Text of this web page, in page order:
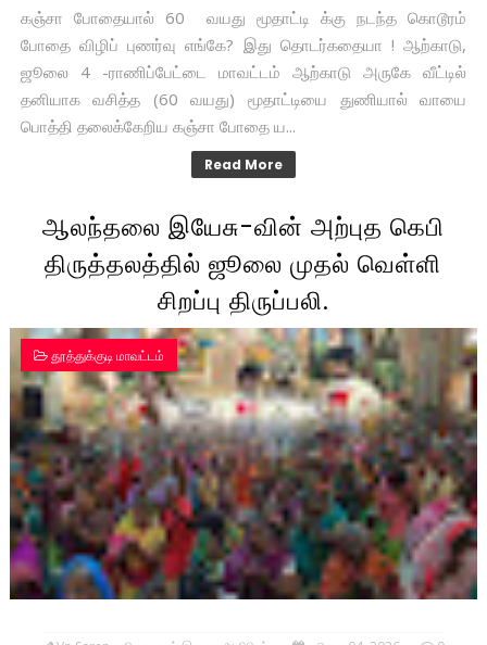
கஞ்சா போதையால் 60 வயது மூதாட்டி க்கு நடந்த கொடூரம்
போதை விழிப் புணர்வு எங்கே? இது தொடர்கதையா ! ஆற்காடு,
ஜூலை 4 -ராணிப்பேட்டை மாவட்டம் ஆற்காடு அருகே வீட்டில்
தனியாக வசித்த (60 வயது) மூதாட்டியை துணியால் வாயை
பொத்தி தலைக்கேறிய கஞ்சா போதை ய...
Read More
ஆலந்தலை இயேசு-வின் அற்புத கெபி
திருத்தலத்தில் ஜூலை முதல் வெள்ளி
சிறப்பு திருப்பலி.
தூத்துக்குடி மாவட்டம்